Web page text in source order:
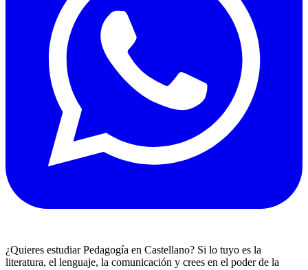
¿Quieres estudiar Pedagogía en Castellano? Si lo tuyo es la
literatura, el lenguaje, la comunicación y crees en el poder de la